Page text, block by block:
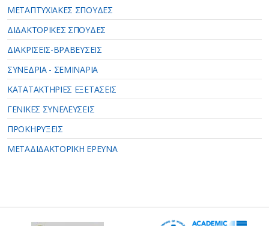
ΜΕΤΑΠΤΥΧΙΑΚΕΣ ΣΠΟΥΔΕΣ
ΔΙΔΑΚΤΟΡΙΚΕΣ ΣΠΟΥΔΕΣ
ΔΙΑΚΡΙΣΕΙΣ-ΒΡΑΒΕΥΣΕΙΣ
ΣΥΝΕΔΡΙΑ - ΣΕΜΙΝΑΡΙΑ
ΚΑΤΑΤΑΚΤΗΡΙΕΣ ΕΞΕΤΑΣΕΙΣ
ΓΕΝΙΚΕΣ ΣΥΝΕΛΕΥΣΕΙΣ
ΠΡΟΚΗΡΥΞΕΙΣ
ΜΕΤΑΔΙΔΑΚΤΟΡΙΚΗ ΕΡΕΥΝΑ